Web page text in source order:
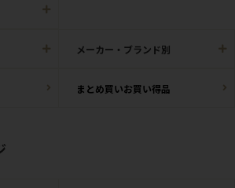
メーカー・ブランド別
まとめ買いお買い得品